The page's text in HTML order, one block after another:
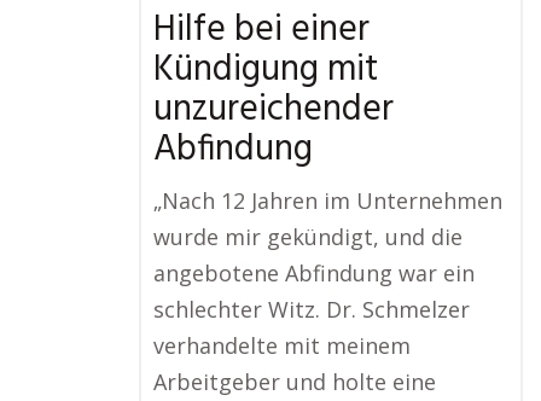
Hilfe bei einer
Kündigung mit
unzureichender
Abfindung
„Nach 12 Jahren im Unternehmen
wurde mir gekündigt, und die
angebotene Abfindung war ein
schlechter Witz. Dr. Schmelzer
verhandelte mit meinem
Arbeitgeber und holte eine